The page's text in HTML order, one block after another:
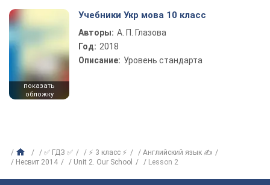
показать
обложку
Учебники Укр мова 10 класс
Авторы: А. П. Глазова
Год: 2018
Описание: Уровень стандарта
✅ ГДЗ ✅ ⚡ 3 класс ⚡
Английский язык ✍
Несвит 2014
Unit 2. Our School Lesson 2